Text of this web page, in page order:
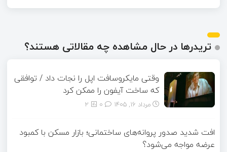
تریدرها در حال مشاهده چه مقالاتی هستند؟
وقتی مایکروسافت اپل را نجات داد / توافقی
که ساخت آیفون را ممکن کرد
مرداد ۱۶, ۱۴۰۵ 2
افت شدید صدور پروانه‌های ساختمانی؛ بازار مسکن با کمبود
عرضه مواجه می‌شود؟